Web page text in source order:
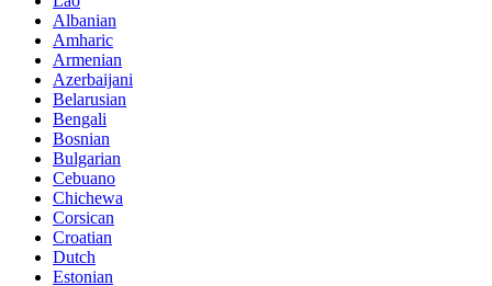
Albanian
Amharic
Armenian
Azerbaijani
Belarusian
Bengali
Bosnian
Bulgarian
Cebuano
Chichewa
Corsican
Croatian
Dutch
Estonian